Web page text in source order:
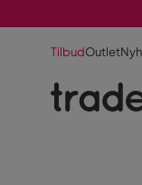
TilbudOutlet